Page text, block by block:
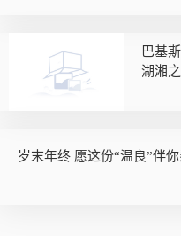
巴基
湖湘
岁末年终 愿这份“温良”伴